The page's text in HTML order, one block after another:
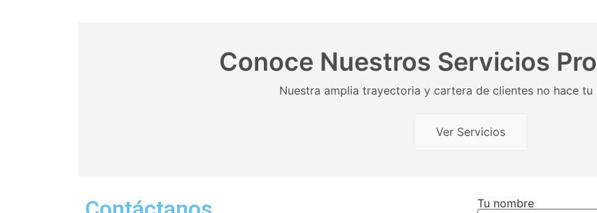
Conoce Nuestros Servicios
Nuestra amplia trayectoria y cartera de clientes no hace tu
Ver Servicios
Tu nombre